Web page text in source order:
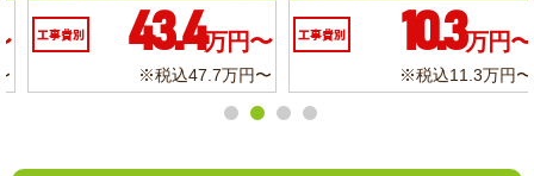
工事費別 10.3万円〜
※税込11.3万円〜
工事費別 6.2万円〜
※税込6.8万円〜